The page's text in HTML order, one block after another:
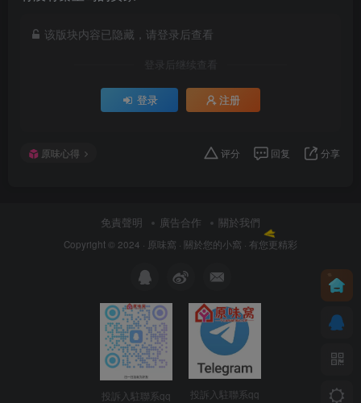
该版块内容已隐藏，请登录后查看
登录后继续查看
登录 注册
原味心得 评分 回复 分享
免責聲明 廣告合作 關於我們
Copyright © 2024 · 原味窩 · 關於您的小窩 · 有您更精彩
投訴入駐聯系qq
投訴入駐聯系qq